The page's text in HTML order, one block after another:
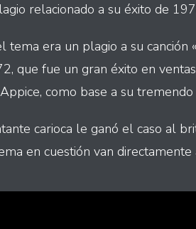
relacionado a su éxito de
era un plagio a su canción
que fue un gran éxito en
como base a su
carioca le ganó el caso al
en cuestión van directamente